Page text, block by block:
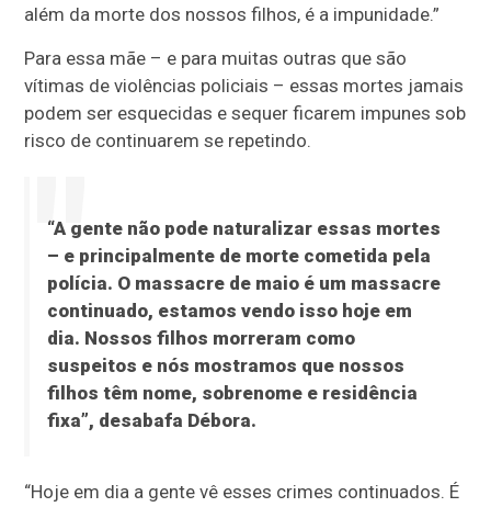
além da morte dos nossos filhos, é a impunidade.”
Para essa mãe – e para muitas outras que são
vítimas de violências policiais – essas mortes jamais
podem ser esquecidas e sequer ficarem impunes sob
risco de continuarem se repetindo.
“A gente não pode naturalizar essas mortes
– e principalmente de morte cometida pela
polícia. O massacre de maio é um massacre
continuado, estamos vendo isso hoje em
dia. Nossos filhos morreram como
suspeitos e nós mostramos que nossos
filhos têm nome, sobrenome e residência
fixa”, desabafa Débora.
“Hoje em dia a gente vê esses crimes continuados. É